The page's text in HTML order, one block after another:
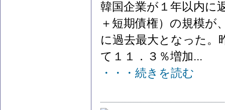
韓国企業が１年以内に
＋短期債権）の規模が
に過去最大となった。
て１１．３％増加...
・・・続きを読む